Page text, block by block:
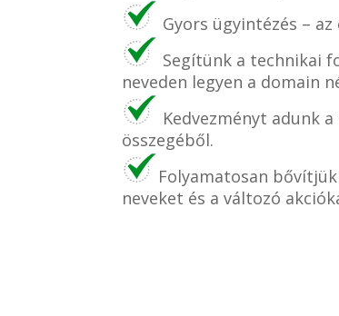
Gyors ügyintézés –
Segítünk a technikai
neveden legyen a domain
Kedvezményt adunk
összegéből.
Folyamatosan
neveket és a változó